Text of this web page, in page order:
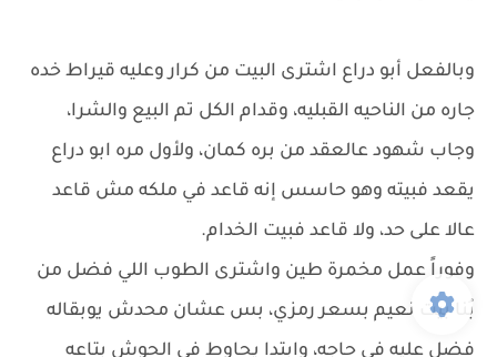
وبالفعل أبو دراع اشترى البيت من كرار وعليه قيراط خده
جاره من الناحيه القبليه، وقدام الكل تم البيع والشرا،
وجاب شهود عالعقد من بره كمان، ولأول مره ابو دراع
يقعد فبيته وهو حاسس إنه قاعد في ملكه مش قاعد
عالا على حد، ولا قاعد فبيت الخدام.
وفوراً عمل مخمرة طين واشترى الطوب اللي فضل من
بُنا بيت نعيم بسعر رمزي، بس عشان محدش يوبقاله
فضل عليه في حاجه، وابتدا يحاوط في الحوش بتاعه